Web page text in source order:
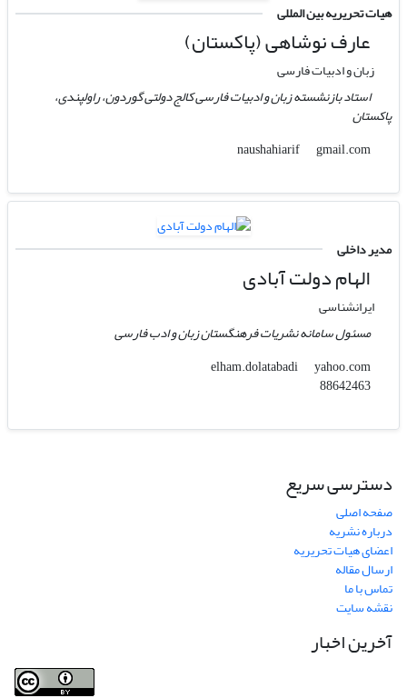
هیات تحریریه بین المللی
عارف نوشاهی (پاکستان)
زبان و ادبیات فارسی
استاد بازنشسته زبان و ادبیات فارسی کالج دولتی گوردون، راولپندی،
پاکستان
naushahiarif
gmail.com
مدیر داخلی
الهام دولت آبادی
ایرانشناسی
مسئول سامانه نشریات فرهنگستان زبان و ادب فارسی
elham.dolatabadi
yahoo.com
88642463
دسترسی سریع
صفحه اصلی
درباره نشریه
اعضای هیات تحریریه
ارسال مقاله
تماس با ما
نقشه سایت
آخرین اخبار